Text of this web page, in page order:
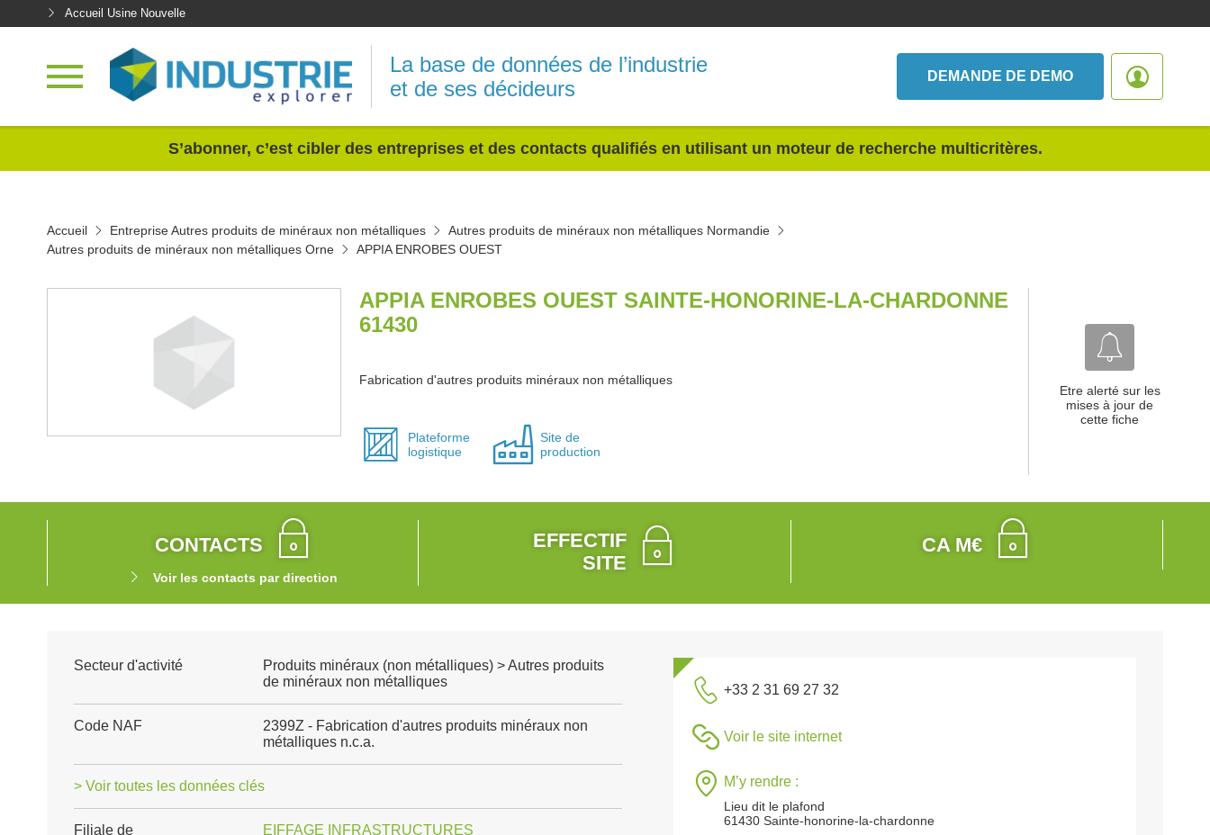
Accueil Usine Nouvelle
La base de données de l’industrie
et de ses décideurs
DEMANDE DE DEMO
S’abonner, c’est cibler des entreprises et des contacts qualifiés en utilisant un moteur de recherche multicritères.
Accueil Entreprise Autres produits de minéraux non métalliques
Autres produits de minéraux non métalliques Normandie
Autres produits de minéraux non métalliques Orne
APPIA ENROBES OUEST
APPIA ENROBES OUEST SAINTE-HONORINE-LA-CHARDONNE
61430
Fabrication d'autres produits minéraux non métalliques
Plateforme
logistique
Site de
production
Etre alerté sur les
mises à jour de
cette fiche
CONTACTS
Voir les contacts par direction
EFFECTIF
SITE
CA M€
Secteur d'activité
Produits minéraux (non métalliques) > Autres produits
de minéraux non métalliques
Code NAF
2399Z - Fabrication d'autres produits minéraux non
métalliques n.c.a.
> Voir toutes les données clés
Filiale de EIFFAGE INFRASTRUCTURES
+33 2 31 69 27 32
Voir le site internet
M’y rendre :
Lieu dit le plafond
61430 Sainte-honorine-la-chardonne